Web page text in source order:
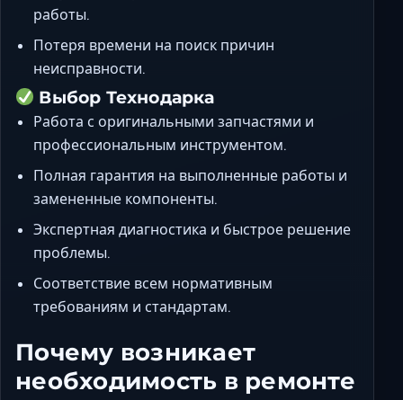
работы.
Потеря времени на поиск причин
неисправности.
Выбор Технодарка
Работа с оригинальными запчастями и
профессиональным инструментом.
Полная гарантия на выполненные работы и
замененные компоненты.
Экспертная диагностика и быстрое решение
проблемы.
Соответствие всем нормативным
требованиям и стандартам.
Почему возникает
необходимость в ремонте